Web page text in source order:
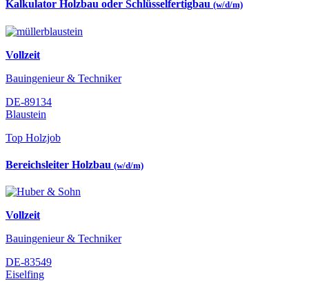
Kalkulator Holzbau oder Schlüsselfertigbau (w/d/m)
Vollzeit
Bauingenieur & Techniker
DE-89134
Blaustein
Top Holzjob
Bereichsleiter Holzbau (w/d/m)
Vollzeit
Bauingenieur & Techniker
DE-83549
Eiselfing